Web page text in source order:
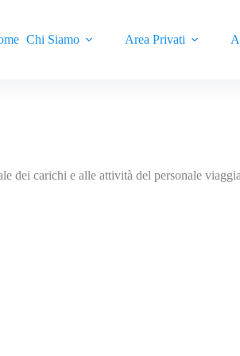
Chi Siamo Area Privati
dei carichi e alle attività del personale